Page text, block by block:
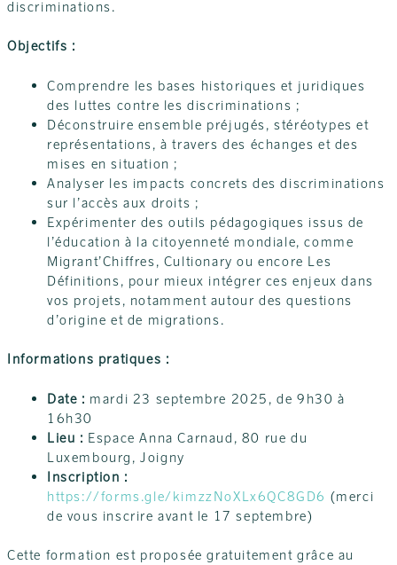
discriminations.
Objectifs :
Comprendre les bases historiques et juridiques
des luttes contre les discriminations ;
Déconstruire ensemble préjugés, stéréotypes et
représentations, à travers des échanges et des
mises en situation ;
Analyser les impacts concrets des discriminations
sur l’accès aux droits ;
Expérimenter des outils pédagogiques issus de
l’éducation à la citoyenneté mondiale, comme
Migrant’Chiffres, Cultionary ou encore Les
Définitions, pour mieux intégrer ces enjeux dans
vos projets, notamment autour des questions
d’origine et de migrations.
Informations pratiques :
Date : mardi 23 septembre 2025, de 9h30 à
16h30
Lieu : Espace Anna Carnaud, 80 rue du
Luxembourg, Joigny
Inscription :
https://forms.gle/kimzzNoXLx6QC8GD6 (merci
de vous inscrire avant le 17 septembre)
Cette formation est proposée gratuitement grâce au